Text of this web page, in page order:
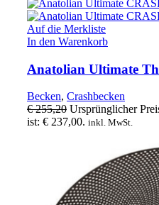
Auf die Merkliste
In den Warenkorb
Anatolian Ultimate
Becken, Crashbecken
€255,20 Ursprünglicher
ist: € 237,00. inkl. MwSt.